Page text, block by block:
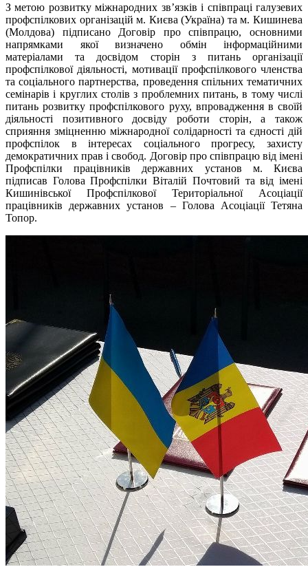
З метою розвитку міжнародних зв’язків і співпраці галузевих
профспілкових організацій м. Києва (Україна) та м. Кишинева
(Молдова) підписано Договір про співпрацю, основними
напрямками якої визначено обмін інформаційними
матеріалами та досвідом сторін з питань організації
профспілкової діяльності, мотивації профспілкового членства
та соціального партнерства, проведення спільних тематичних
семінарів і круглих столів з проблемних питань, в тому числі
питань розвитку профспілкового руху, впровадження в своїй
діяльності позитивного досвіду роботи сторін, а також
сприяння зміцненню міжнародної солідарності та єдності дій
профспілок в інтересах соціального прогресу, захисту
демократичних прав і свобод. Договір про співпрацю від імені
Профспілки працівників державних установ м. Києва
підписав Голова Профспілки Віталій Почтовий та від імені
Кишинівської Профспілкової Територіальної Асоціації
працівників державних установ – Голова Асоціації Тетяна
Топор.